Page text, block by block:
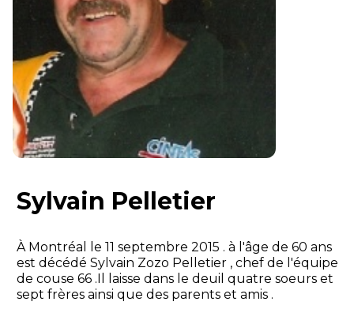
Sylvain Pelletier
À Montréal le 11 septembre 2015 . à l'âge de 60 ans
est décédé Sylvain Zozo Pelletier , chef de l'équipe
de couse 66 .Il laisse dans le deuil quatre soeurs et
sept frères ainsi que des parents et amis .